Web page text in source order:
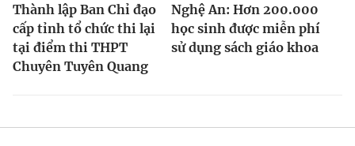
Thành lập Ban Chỉ đạo
cấp tỉnh tổ chức thi lại
tại điểm thi THPT
Chuyên Tuyên Quang
Nghệ An: Hơn 200.000
học sinh được miễn phí
sử dụng sách giáo khoa